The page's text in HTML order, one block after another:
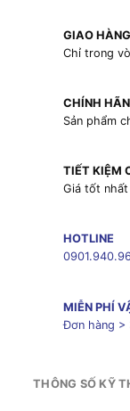
GIAO
Chỉ trong
CHÍNH
Sản phẩm
TIẾT KIỆM
Giá tốt
HOTLINE
MIỄN PHÍ
Đơn hàng >
THÔNG SỐ KỸ